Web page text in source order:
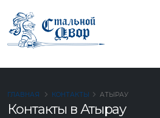
Контакты в Атырау
ГЛАВНАЯ КОНТАКТЫ АТЫРАУ